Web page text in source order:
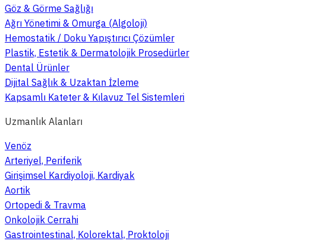
Göz & Görme Sağlığı
Ağrı Yönetimi & Omurga (Algoloji)
Hemostatik / Doku Yapıştırıcı Çözümler
Plastik, Estetik & Dermatolojik Prosedürler
Dental Ürünler
Dijital Sağlık & Uzaktan İzleme
Kapsamlı Kateter & Kılavuz Tel Sistemleri
Uzmanlık Alanları
Venöz
Arteriyel, Periferik
Girişimsel Kardiyoloji, Kardiyak
Aortik
Ortopedi & Travma
Onkolojik Cerrahi
Gastrointestinal, Kolorektal, Proktoloji